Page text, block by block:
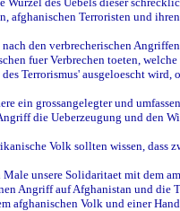
afghanischen Terroristen und
nach den verbrecherischen
fuer Verbrechen toeten,
Terrorismus' ausgeloescht
ein grossangelegter und
die Ueberzeugung und den
Volk sollten wissen,
unsere Solidaritaet mit dem
Angriff auf Afghanistan und
afghanischen Volk und einer